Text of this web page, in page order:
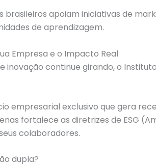
brasileiros apoiam iniciativas de
de aprendizagem.
Empresa e o Impacto Real
inovação continue girando, o
empresarial exclusivo que gera
fortalece as diretrizes de ESG
colaboradores.
dupla?